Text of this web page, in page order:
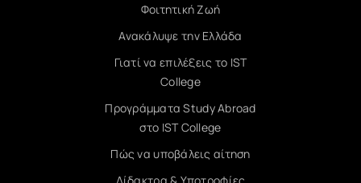
Φοιτητική Ζωή
Ανακάλυψε την Ελλάδα
Γιατί να επιλέξεις το IST
College
Προγράμματα Study Abroad
στο IST College
Πώς να υποβάλεις αίτηση